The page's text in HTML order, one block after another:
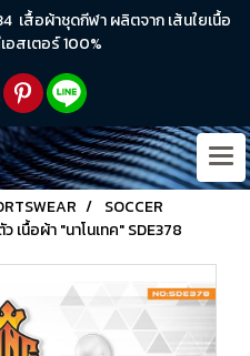
เสื้อผ้าชุดกีฬา ผลิตจาก เส้นใยเนื้อ
อสเตอร์ 100%
SOCCER
นื้อผ้า "นาโนเทค" SDE378